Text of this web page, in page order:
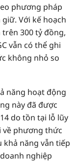
phương pháp
Với kế hoạch
trên 300 tỷ đồng,
vẫn có thể ghi
không nhỏ so
năng hoạt động
này đã được
do tồn tại lỗ lũy
về phương thức
khả năng vẫn tiếp
nghiệp